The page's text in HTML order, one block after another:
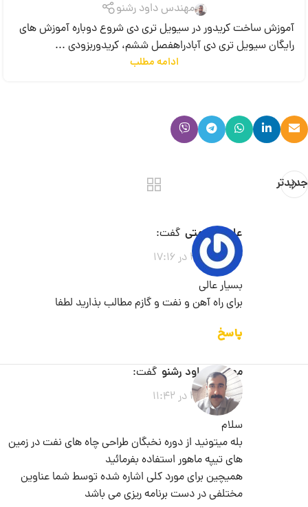
مهندس داود رشنو
آموزش ساخت کریدور در سیویل تری دی شروع دوباره آموزش های
رایگان سیویل تری دی آبادراهفصل ششم، کریدوربزودی ...
ادامه مطلب
جدیدتر
علیرضا همتی گفت:
2026-06-03 در 17:16
بسیار عالی
برای راه آهن و نفت و گازم مطالب بذارید لطفا
پاسخ
مهندس داود رشنو گفت:
2026-06-05 در 11:42
سلام
بله میتونید از دوره نخبگان طراحی چاه های نفت در زمین
های تیپه ماهور استفاده بفرمائید
همیچین برای مورد کلی اشاره شده توسط شما عناوین
مختلفی در دست برنامه ریزی می باشد